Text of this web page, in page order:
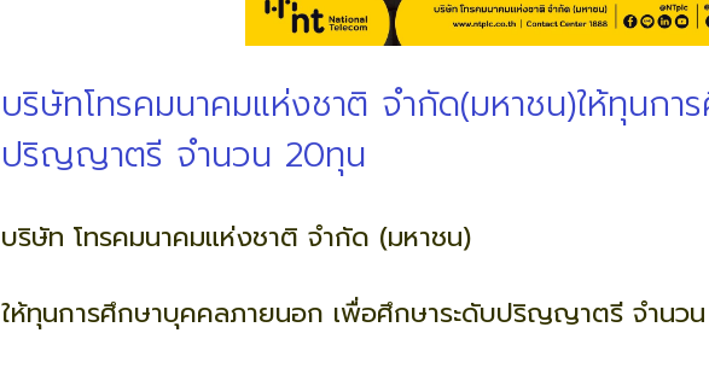
บริษัทโทรคมนาคมแห่งชาติ จำกัด(มหาชน)ให้ทุนก
ปริญญาตรี จำนวน 20ทุน
บริษัท โทรคมนาคมแห่งชาติ จำกัด (มหาชน)
ให้ทุนการศึกษาบุคคลภายนอก เพื่อศึกษาระดับปริญญาตรี จำนว